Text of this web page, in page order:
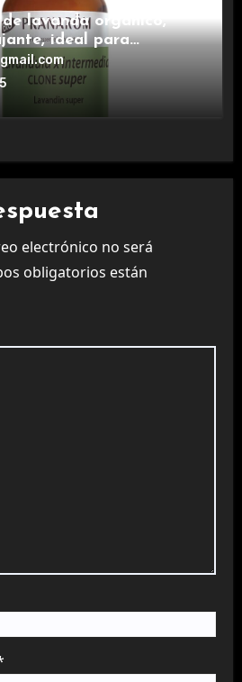
lavanda orgánico,
ideal para
electrónico no será
obligatorios están